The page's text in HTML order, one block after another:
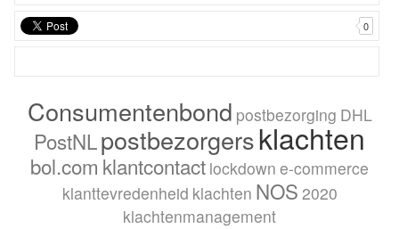
0
Consumentenbond postbezorging DHL
PostNLpostbezorgersklachten
bol.com klantcontact lockdown e-commerce
klanttevredenheid klachten NOS 2020
klachtenmanagement